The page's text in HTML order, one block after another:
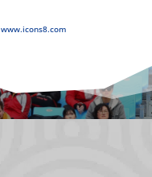
www.icons8.com